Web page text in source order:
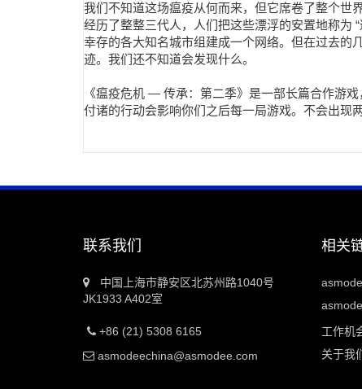
我们不知道这场瘟疫从何而来，但它席卷了整个世
经历了整整三代人，人们把这些漂浮的安置地称为
幸存的各大知名城市组建成一个网络。但在过去的
迹。我们还不知道会发现什么。
《瘟疫危机 — 传承：第二季》是一部长篇合作游
付诸的行动会影响你们之后每一局游戏。不会出现
联系我们
中国上海市静安区北苏州路1040号
JK1933 A402室
+86 (21) 5308 6165
asmodeechina@asmodee.com
相关
工作机
关于我